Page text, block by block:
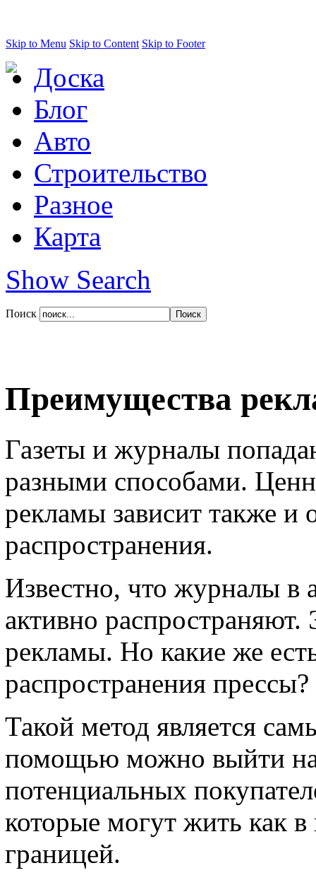
Skip to Menu Skip to Content Skip to Footer
Доска
Блог
Авто
Строительство
Разное
Карта
Show Search
Поиск
Преимущества
Газеты и журналы
разными способами.
рекламы зависит также и
распространения.
Известно, что журналы в
активно
рекламы. Но какие же
распространения прессы?
Такой метод является
помощью можно выйти на
потенциальных
которые могут жить как в
границей.